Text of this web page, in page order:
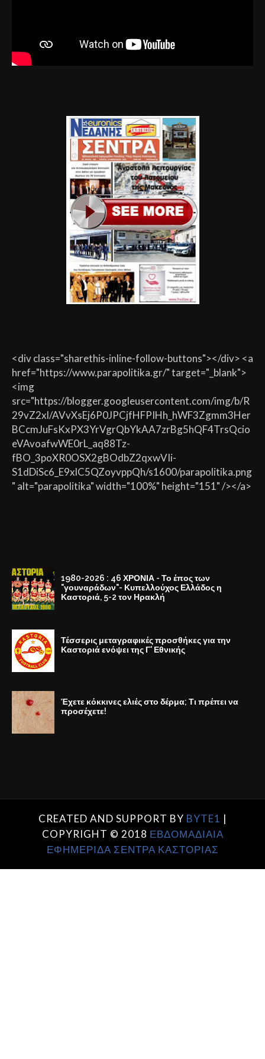
<div class="sharethis-inline-follow-buttons"></div> <a
href="https://www.parapolitika.gr/" target="_blank">
<img
src="https://blogger.googleusercontent.com/img/b/R
29vZ2xl/AVvXsEj6P0JPCjfHFPIHh_hWF3Zgmm3Her
BCcmJuFsKxPX3YrVgrQbYkAA7zrBg5hQF4TrsQcio
eVAvoafwWE0rL_aq88Tz-
fBO_3poXR0OSX2gBOdbZ2qxwVIi-
S1dDiSc6_E9xlC5QZoyvppQh/s1600/parapolitika.png
" alt="parapolitika" width="100%" height="151" /></a>
1980-2026 : 46 ΧΡΟΝΙΑ - Το έπος των
"γουναράδων"- Κυπελλούχος Ελλάδος η
Καστοριά, 5-2 τον Ηρακλή
Τέσσερις μεταγραφικές προσθήκες για την
Καστοριά ενόψει της Γ' Εθνικής
Έχετε κόκκινες ελιές στο δέρμα; Τι πρέπει να
προσέχετε!
CREATED AND SUPPORT BY BYTE1 |
COPYRIGHT © 2018 ΕΒΔΟΜΑΔΙΑΙΑ
ΕΦΗΜΕΡΙΔΑ ΣΕΝΤΡΑ ΚΑΣΤΟΡΙΑΣ